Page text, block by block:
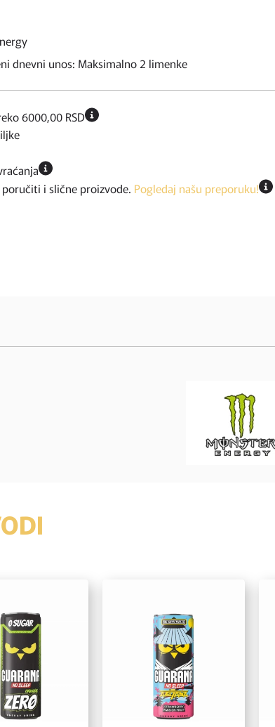
dnevni unos: Maksimalno 2 limenke
6000,00 RSD
i slične proizvode. Pogledaj našu preporuku!